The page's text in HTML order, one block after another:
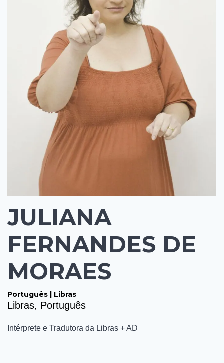
JULIANA
FERNANDES DE
MORAES
Português | Libras
Libras, Português
Intérprete e Tradutora da Libras + AD